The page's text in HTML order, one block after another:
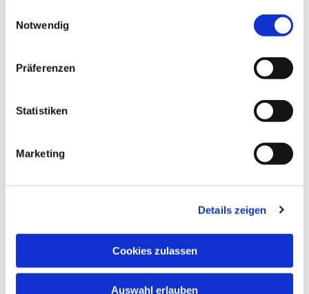
Notwendig
Präferenzen
Statistiken
Marketing
Details zeigen
Cookies zulassen
Auswahl erlauben